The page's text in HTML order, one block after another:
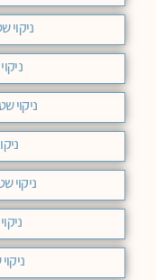
ניקוי
ניקוי
ניקוי
ניקוי
ניקוי
ניקוי
ניקוי